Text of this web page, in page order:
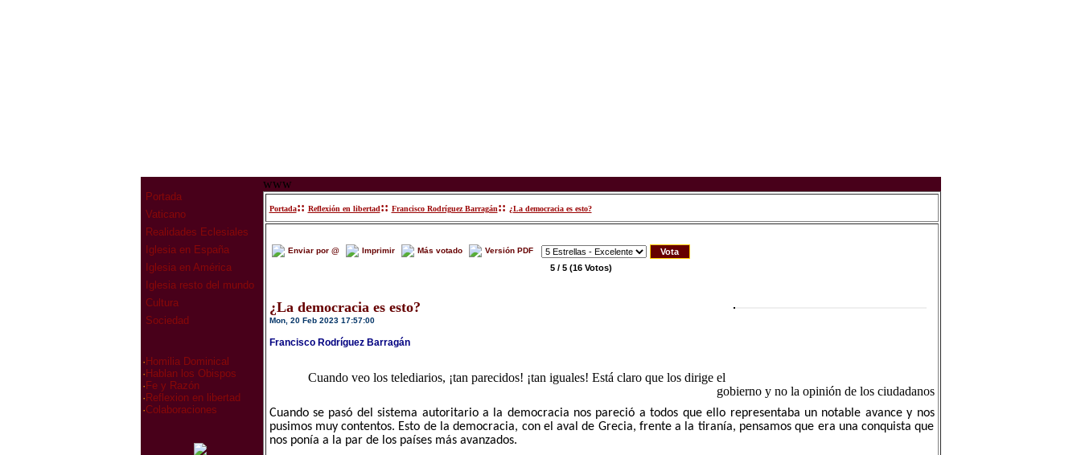
Portada
Vaticano
Realidades Eclesiales
Iglesia en España
Iglesia en América
Iglesia resto del mundo
Cultura
Sociedad
· Homilia Dominical
· Hablan los Obispos
· Fe y Razón
· Reflexion en libertad
·Colaboraciones
www
Portada:: Reflexión en libertad:: Francisco Rodríguez Barragán:: ¿La democracia es esto?
Enviar por @ Imprimir Más votado Versión PDF
5 / 5 (16 Votos)
¿La democracia es esto?
Mon, 20 Feb 2023 17:57:00
Francisco Rodríguez Barragán
Cuando veo los telediarios, ¡tan parecidos! ¡tan iguales! Está claro que los dirige el
gobierno y no la opinión de los ciudadanos
Cuando se pasó del sistema autoritario a la democracia nos pareció a todos que ello representaba un notable avance y nos
pusimos muy contentos. Esto de la democracia, con el aval de Grecia, frente a la tiranía, pensamos que era una conquista que
nos ponía a la par de los países más avanzados.